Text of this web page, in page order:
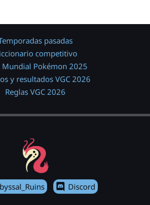
pasadas
competitivo
Mundial Pokémon 2025
y resultados VGC 2026
Reglas VGC 2026
Discord